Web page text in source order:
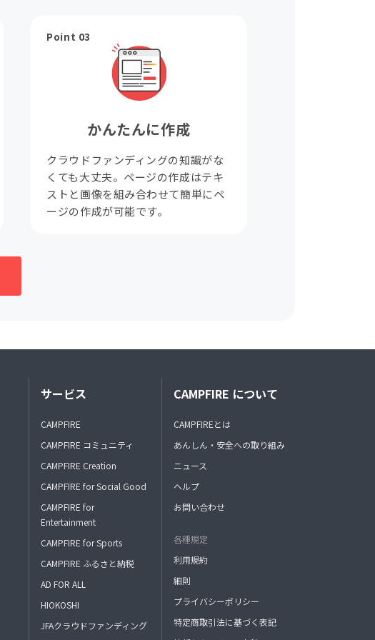
Point 03
かんたんに作成
クラウドファンディングの知識がな
くても大丈夫。ページの作成はテキ
ストと画像を組み合わせて簡単にペ
ージの作成が可能です。
サービス
CAMPFIRE
CAMPFIRE コミュニティ
CAMPFIRE Creation
CAMPFIRE for Social Good
CAMPFIRE for
Entertainment
CAMPFIRE for Sports
CAMPFIRE ふるさと納税
AD FOR ALL
HIOKOSHI
JFAクラウドファンディング
CAMPFIRE について
CAMPFIREとは
あんしん・安全への取り組み
ニュース
ヘルプ
お問い合わせ
各種規定
利用規約
細則
プライバシーポリシー
特定商取引法に基づく表記